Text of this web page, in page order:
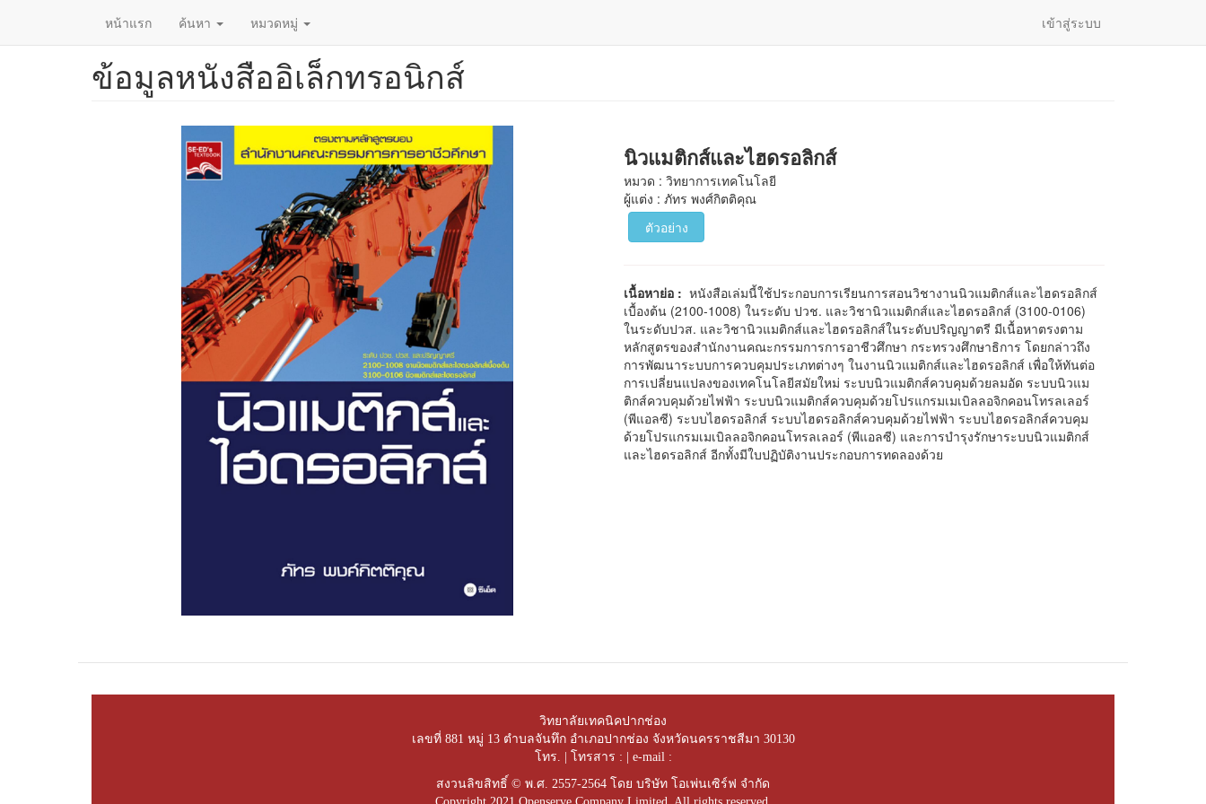
หน้าแรก ค้นหา หมวดหมู่ เข้าสู่ระบบ
ข้อมูลหนังสืออิเล็กทรอนิกส์
นิวแมติกส์และไฮดรอลิกส์
หมวด : วิทยาการเทคโนโลยี
ผู้แต่ง : ภัทร พงศ์กิตติคุณ
ตัวอย่าง
เนื้อหาย่อ : หนังสือเล่มนี้ใช้ประกอบการเรียนการสอนวิชางานนิวแมติกส์และไฮดรอลิกส์
เบื้องต้น (2100-1008) ในระดับ ปวช. และวิชานิวแมติกส์และไฮดรอลิกส์ (3100-0106)
ในระดับปวส. และวิชานิวแมติกส์และไฮดรอลิกส์ในระดับปริญญาตรี มีเนื้อหาตรงตาม
หลักสูตรของสำนักงานคณะกรรมการการอาชีวศึกษา กระทรวงศึกษาธิการ โดยกล่าวถึง
การพัฒนาระบบการควบคุมประเภทต่างๆ ในงานนิวแมติกส์และไฮดรอลิกส์ เพื่อให้ทันต่อ
การเปลี่ยนแปลงของเทคโนโลยีสมัยใหม่ ระบบนิวแมติกส์ควบคุมด้วยลมอัด ระบบนิวแม
ติกส์ควบคุมด้วยไฟฟ้า ระบบนิวแมติกส์ควบคุมด้วยโปรแกรมเมเบิลลอจิกคอนโทรลเลอร์
(พีแอลซี) ระบบไฮดรอลิกส์ ระบบไฮดรอลิกส์ควบคุมด้วยไฟฟ้า ระบบไฮดรอลิกส์ควบคุม
ด้วยโปรแกรมเมเบิลลอจิกคอนโทรลเลอร์ (พีแอลซี) และการบำรุงรักษาระบบนิวแมติกส์
และไฮดรอลิกส์ อีกทั้งมีใบปฏิบัติงานประกอบการทดลองด้วย
วิทยาลัยเทคนิคปากช่อง
เลขที่ 881 หมู่ 13 ตำบลจันทึก อำเภอปากช่อง จังหวัดนครราชสีมา 30130
โทร. | โทรสาร : | e-mail :
สงวนลิขสิทธิ์ © พ.ศ. 2557-2564 โดย บริษัท โอเพ่นเซิร์ฟ จำกัด